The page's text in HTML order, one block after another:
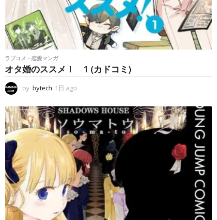
ラブコメ・恋愛マンガ
オタ婚のススメ！ 1 (カドコミ)
by bytech 1日 ago
a
g
o